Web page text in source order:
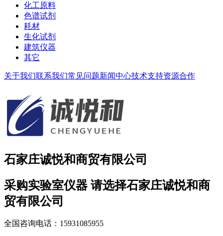
化工原料
色谱试剂
耗材
生化试剂
建筑仪器
其它
关于我们联系我们常见问题新闻中心技术支持资源合作
石家庄诚悦和商贸有限公司
采购实验室仪器 请选择石家庄诚悦和商
贸有限公司
全国咨询电话：15931085955